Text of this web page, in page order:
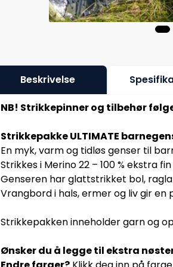
Beskrivelse
NB! Strikkepinner og tilbehør
StrikkepakkeULTIMATE
En myk, varm og tidløs genser til
Strikkes i Merino 22 – 100 % ekstra
Genseren har glattstrikket bol,
Vrangbord i hals, ermer og liv gir
Strikkepakken inneholder garn og
Ønsker du å legge til ekstra